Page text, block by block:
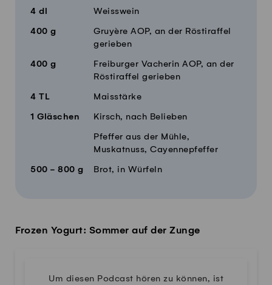
4 dl Weisswein
400 g
Gruyère AOP, an der Röstiraffel
gerieben
400 g
Freiburger Vacherin AOP, an der
Röstiraffel gerieben
4 TL Maisstärke
1 Gläschen Kirsch, nach Belieben
Pfeffer aus der Mühle,
Muskatnuss, Cayennepfeffer
500 - 800 g Brot, in Würfeln
Frozen Yogurt: Sommer auf der Zunge
Um diesen Podcast hören zu können, ist